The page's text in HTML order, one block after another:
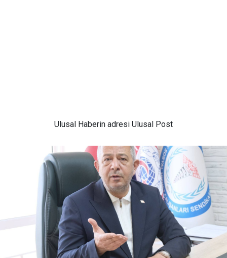
Ulusal Haberin adresi Ulusal Post